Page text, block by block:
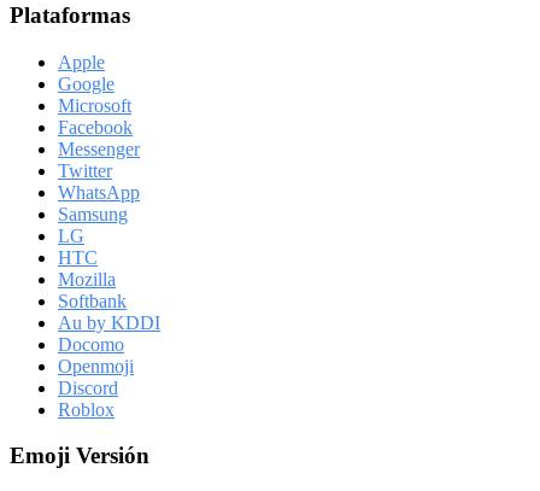
Plataformas
Apple
Google
Microsoft
Facebook
Messenger
Twitter
WhatsApp
Samsung
LG
HTC
Mozilla
Softbank
Au by KDDI
Docomo
Openmoji
Discord
Roblox
Emoji Versión